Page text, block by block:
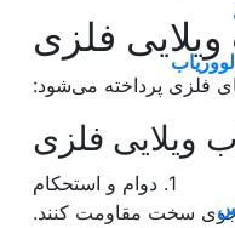
فلزی
فلزی پرداخته می‌شود:
ویلایی فلزی
1. دوام و استحکام
جوی سخت مقاومت کنند.